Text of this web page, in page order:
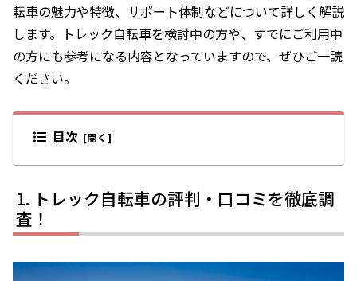
転車の魅力や特徴、サポート体制などについて詳しく解説
します。トレック自転車を検討中の方や、すでにご利用中
の方にも参考になる内容となっていますので、ぜひご一読
ください。
目次
トレック自転車の評判・口コミを徹底調
査！